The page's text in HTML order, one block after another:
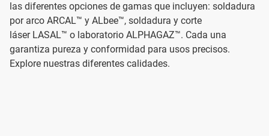
las diferentes opciones de gamas que incluyen: soldadura
por arco ARCAL™ y ALbee™, soldadura y corte
láser LASAL™ o laboratorio ALPHAGAZ™. Cada una
garantiza pureza y conformidad para usos precisos.
Explore nuestras diferentes calidades.